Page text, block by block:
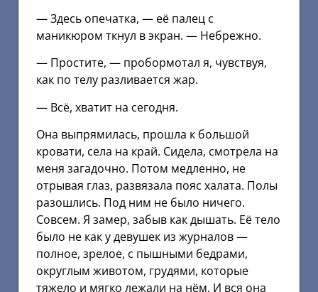
— Здесь опечатка, — её палец с
маникюром ткнул в экран. — Небрежно.
— Простите, — пробормотал я, чувствуя,
как по телу разливается жар.
— Всё, хватит на сегодня.
Она выпрямилась, прошла к большой
кровати, села на край. Сидела, смотрела на
меня загадочно. Потом медленно, не
отрывая глаз, развязала пояс халата. Полы
разошлись. Под ним не было ничего.
Совсем. Я замер, забыв как дышать. Её тело
было не как у девушек из журналов —
полное, зрелое, с пышными бедрами,
округлым животом, грудями, которые
тяжело и мягко лежали на нём. И вся она